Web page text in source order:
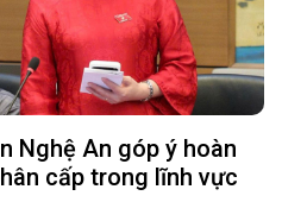
Nghệ An góp ý hoàn
cấp trong lĩnh vực